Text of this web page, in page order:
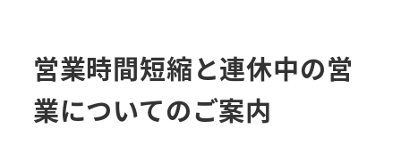
営業時間短縮と連休中の営
業についてのご案内